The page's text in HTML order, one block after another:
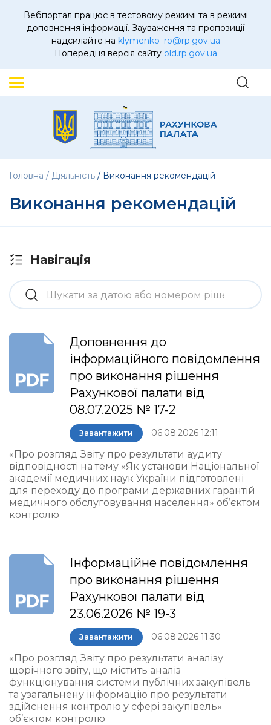
Вебпортал працює в тестовому режимі та в режимі
доповнення інформації. Зауваження та пропозиції
надсилайте на klymenko_ro@rp.gov.ua
Попередня версія сайту old.rp.gov.ua
Головна Діяльність Виконання рекомендацій
Виконання рекомендацій
Навігація
Доповнення до
інформаційного повідомлення
про виконання рішення
Рахункової палати від
08.07.2025 № 17-2
Завантажити 06.08.2026 12:11
«Про розгляд Звіту про результати аудиту
відповідності на тему «Як установи Національної
академії медичних наук України підготовлені
для переходу до програми державних гарантій
медичного обслуговування населення» об’єктом
контролю
Інформаційне повідомлення
про виконання рішення
Рахункової палати від
23.06.2026 № 19-3
Завантажити 06.08.2026 11:30
«Про розгляд Звіту про результати аналізу
щорічного звіту, що містить аналіз
функціонування системи публічних закупівель
та узагальнену інформацію про результати
здійснення контролю у сфері закупівель»
об’єктом контролю